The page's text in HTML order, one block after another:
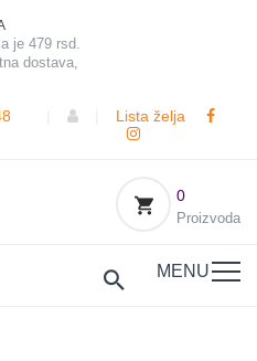
je 479 rsd.
dostava,
Lista želja
0
Proizvoda
MENU